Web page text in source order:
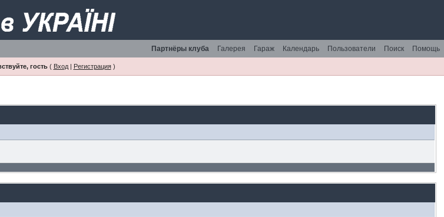
Помощь
Поиск
Пользователи
Календарь
Гараж
Галерея
Партнёры клуба
гость( Вход| Регистрация)